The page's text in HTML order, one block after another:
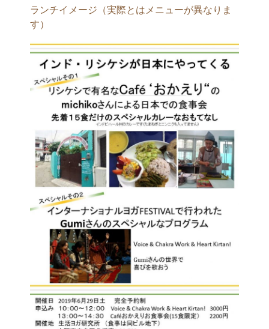
ランチイメージ（実際とはメニューが異なりま
す）